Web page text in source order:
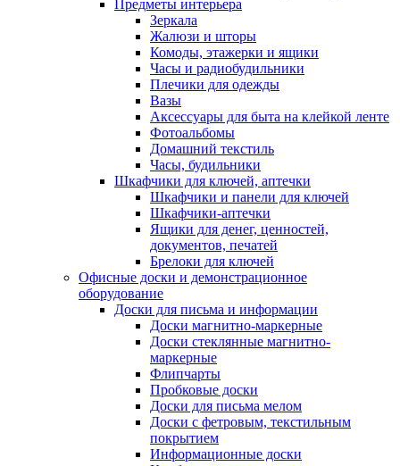
Предметы интерьера
Зеркала
Жалюзи и шторы
Комоды, этажерки и ящики
Часы и радиобудильники
Плечики для одежды
Вазы
Аксессуары для быта на клейкой ленте
Фотоальбомы
Домашний текстиль
Часы, будильники
Шкафчики для ключей, аптечки
Шкафчики и панели для ключей
Шкафчики-аптечки
Ящики для денег, ценностей,
документов, печатей
Брелоки для ключей
Офисные доски и демонстрационное
оборудование
Доски для письма и информации
Доски магнитно-маркерные
Доски стеклянные магнитно-
маркерные
Флипчарты
Пробковые доски
Доски для письма мелом
Доски с фетровым, текстильным
покрытием
Информационные доски